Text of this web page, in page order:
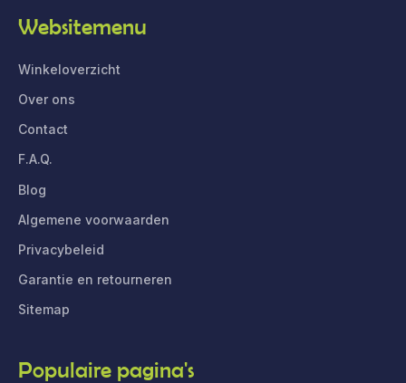
Websitemenu
Winkeloverzicht
Over ons
Contact
F.A.Q.
Blog
Algemene voorwaarden
Privacybeleid
Garantie en retourneren
Sitemap
Populaire pagina's